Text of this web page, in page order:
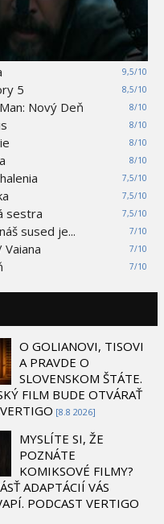
9,5/10
8,5/10
5
8/10
Nový Deň
8/10
8/10
8/10
7,5/10
7,5/10
7,5/10
sestra
7/10
sused je...
7/10
Vaiana
7/10
O GOLIANOVI, TISOVI
A PRAVDE O
SLOVENSKOM ŠTÁTE.
FILM BUDE OTVÁRAŤ
[8.8 2026]
MYSLÍTE SI, ŽE
POZNÁTE
KOMIKSOVÉ FILMY?
ADAPTÁCIÍ VÁS
PODCAST VERTIGO